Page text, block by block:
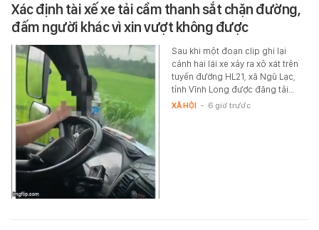
Xác định tài xế xe tải cầm thanh sắt chặn đường,
đấm người khác vì xin vượt không được
Sau khi một đoạn clip ghi lại
cảnh hai lái xe xảy ra xô xát trên
tuyến đường HL21, xã Ngũ Lạc,
tỉnh Vĩnh Long được đăng tải…
XÃ HỘI - 6 giờ trước